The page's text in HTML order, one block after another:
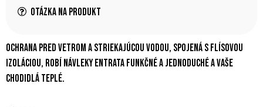
Otázka na produkt
Ochrana pred vetrom a striekajúcou vodou, spojená s flísovou
izoláciou, robí návleky Entrata funkčné a jednoduché a vaše
chodidlá teplé.